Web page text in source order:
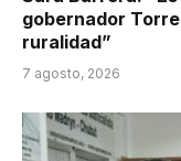
gobernador
ruralidad”
7 agosto, 2026